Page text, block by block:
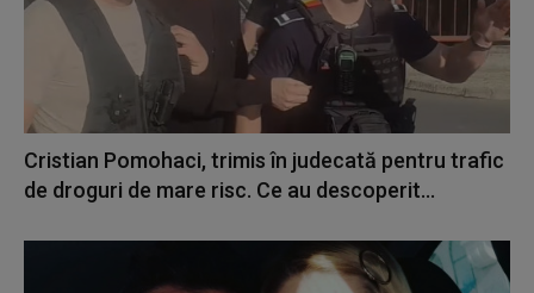
Cristian Pomohaci, trimis în judecată pentru trafic
de droguri de mare risc. Ce au descoperit...